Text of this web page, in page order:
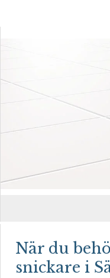
MÅLA TRÄGOLV
När du
snickare i